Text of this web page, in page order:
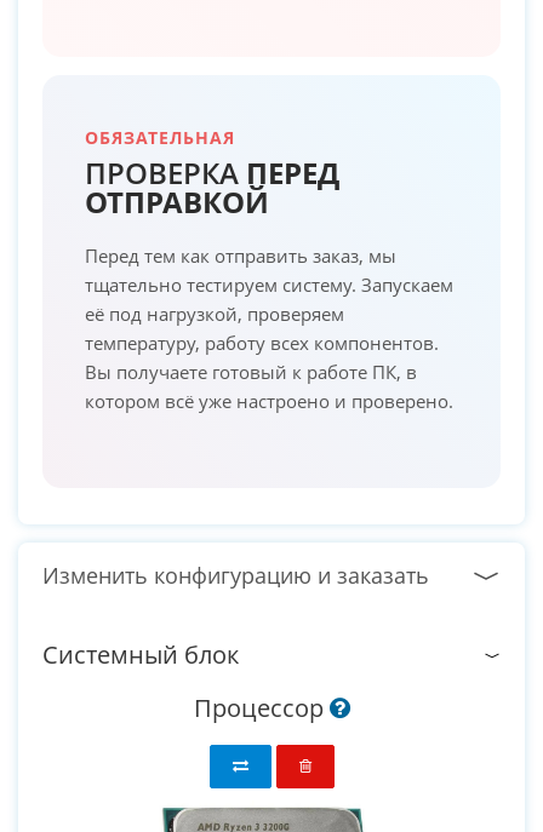
ОБЯЗАТЕЛЬНАЯ
ПРОВЕРКА ПЕРЕД
ОТПРАВКОЙ
Перед тем как отправить заказ, мы
тщательно тестируем систему. Запускаем
её под нагрузкой, проверяем
температуру, работу всех компонентов.
Вы получаете готовый к работе ПК, в
котором всё уже настроено и проверено.
Изменить конфигурацию и заказать
Системный блок
Процессор